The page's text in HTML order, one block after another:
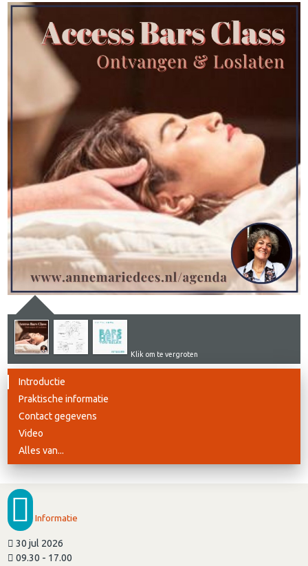
Klik om te vergroten
Introductie
Praktische informatie
Contact gegevens
Video
Alles van...
Informatie
30 jul 2026
09.30 - 17.00